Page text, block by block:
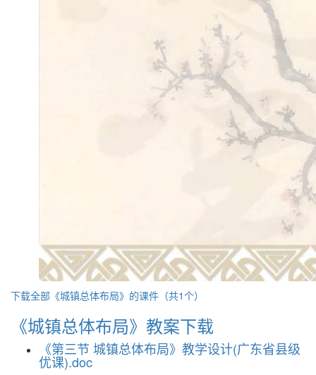
下载全部《城镇总体布局》的课件（共1个）
《城镇总体布局》教案下载
《第三节 城镇总体布局》教学设计(广东省县级
优课).doc